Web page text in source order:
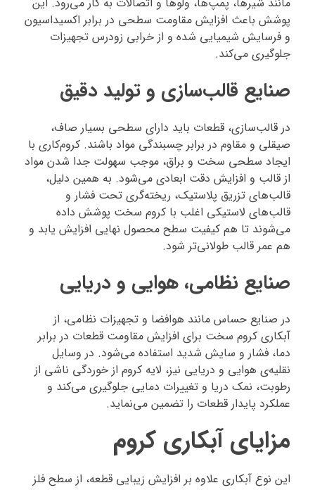
پوشش باعث افزایش مقاومت سطحی در برابر اکسیداسیون
و فرسایش شیمیایی شده و از خرابی زودرس تجهیزات
جلوگیری می‌کند.
صنایع قالب‌سازی و تولید دقیق
در قالب‌سازی، قطعات باید دارای سطحی بسیار صاف،
صیقلی و مقاوم در برابر چسبندگی مواد باشند. کروم‌کاری با
ایجاد سطحی سخت و براق، موجب سهولت جدا شدن مواد
از قالب و افزایش دقت ابعادی می‌شود. به همین دلیل،
قالب‌های تزریق پلاستیک، ریخته‌گری تحت فشار و
قالب‌های لاستیکی اغلب با کروم سخت پوشش داده
می‌شوند تا هم کیفیت سطح محصول نهایی افزایش یابد و
هم عمر قالب طولانی‌تر شود.
صنایع نظامی، هوایی و دریایی
در صنایع حساس مانند هوافضا و تجهیزات نظامی، از
آبکاری کروم سخت برای افزایش مقاومت قطعات در برابر
دما، فشار و سایش شدید استفاده می‌شود. در وسایل
نقلیه‌ی هوایی و دریایی نیز، لایه کروم از خوردگی ناشی از
رطوبت، نمک دریا و تغییرات دمایی جلوگیری می‌کند و
عملکرد پایدار قطعات را تضمین می‌نماید.
مزایای آبکاری کروم
این نوع آبکاری علاوه بر افزایش زیبایی قطعه، از سطح فلز